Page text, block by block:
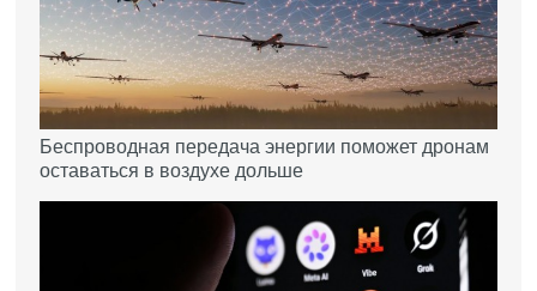
Беспроводная передача энергии поможет дронам
оставаться в воздухе дольше